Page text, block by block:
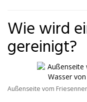
Wie wird
gereinigt?
Außenseite vom